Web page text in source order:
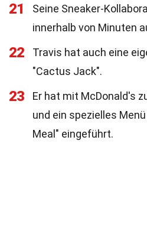
21
Seine Sneaker-
innerhalb von Minuten
22
Travis hat auch eine
"Cactus Jack".
23
Er hat mit McDonald's
und ein spezielles
Meal" eingeführt.